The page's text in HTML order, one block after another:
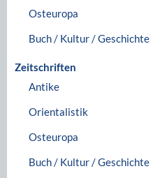
Osteuropa
Buch / Kultur / Geschichte
Zeitschriften
Antike
Orientalistik
Osteuropa
Buch / Kultur / Geschichte